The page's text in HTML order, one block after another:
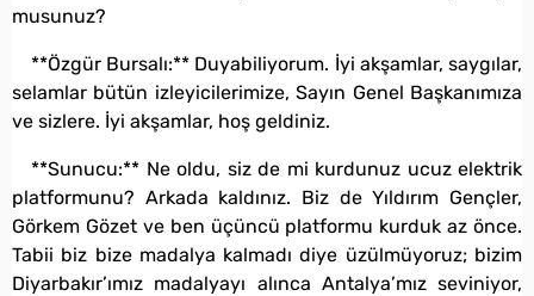
musunuz?
**Özgür Bursalı:** Duyabiliyorum. İyi akşamlar, saygılar,
selamlar bütün izleyicilerimize, Sayın Genel Başkanımıza
ve sizlere. İyi akşamlar, hoş geldiniz.
**Sunucu:** Ne oldu, siz de mi kurdunuz ucuz elektrik
platformunu? Arkada kaldınız. Biz de Yıldırım Gençler,
Görkem Gözet ve ben üçüncü platformu kurduk az önce.
Tabii biz bize madalya kalmadı diye üzülmüyoruz; bizim
Diyarbakır’ımız madalyayı alınca Antalya’mız seviniyor,